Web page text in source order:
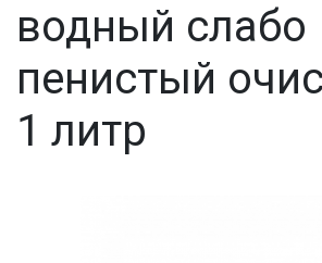
водный слабо
пенистый
1 литр